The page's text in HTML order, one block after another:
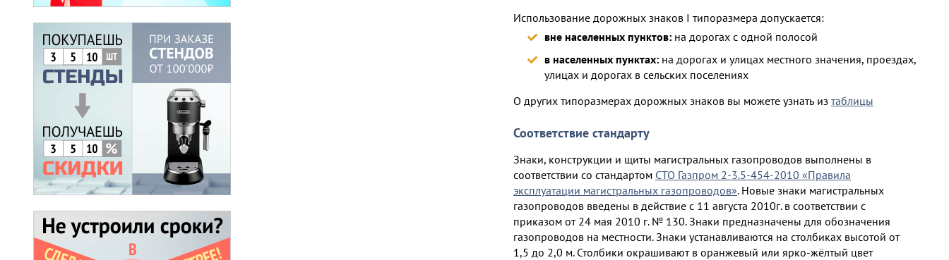
Использование дорожных знаков I типоразмера допускается:
вне населенных пунктов: на дорогах с одной полосой
в населенных пунктах: на дорогах и улицах местного значения, проездах,
улицах и дорогах в сельских поселениях
О других типоразмерах дорожных знаков вы можете узнать из таблицы
Соответствие стандарту
Знаки, конструкции и щиты магистральных газопроводов выполнены в
соответствии со стандартом СТО Газпром 2-3.5-454-2010 «Правила
эксплуатации магистральных газопроводов». Новые знаки магистральных
газопроводов введены в действие с 11 августа 2010г. в соответствии с
приказом от 24 мая 2010 г. № 130. Знаки предназначены для обозначения
газопроводов на местности. Знаки устанавливаются на столбиках высотой от
1,5 до 2,0 м. Столбики окрашивают в оранжевый или ярко-жёлтый цвет